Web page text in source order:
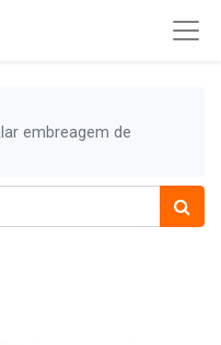
embreagem de